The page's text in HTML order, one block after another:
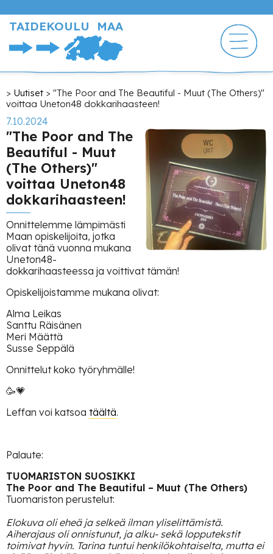
pääsisältöön
TAIDEKOULU MAA
Murupolku
Uutiset
"The Poor and The Beautiful - Muut (The Others)"
voittaa Uneton48 dokkarihaasteen!
7.10.2024
"The Poor and The
Beautiful - Muut
(The Others)"
voittaa Uneton48
dokkarihaasteen!
Onnittelemme lämpimästi
Maan opiskelijoita, jotka
olivat tänä vuonna mukana
Uneton48-
dokkarihaasteessa ja voittivat tämän!
Opiskelijoistamme mukana olivat:
Alma Leikas
Santtu Räisänen
Meri Määttä
Susse Seppälä
Onnittelut koko työryhmälle!
🥳💗
Leffan voi katsoa täältä.
Palaute:
TUOMARISTON SUOSIKKI
The Poor and The Beautiful – Muut (The Others)
Tuomariston perustelut:
Elokuva oli eheä ja selkeä ilman yliselittämistä.
Aiherajaus oli onnistunut, ja alku- sekä lopputekstit
toimivat hyvin. Tarina tuntui henkilökohtaiselta, mutta ei